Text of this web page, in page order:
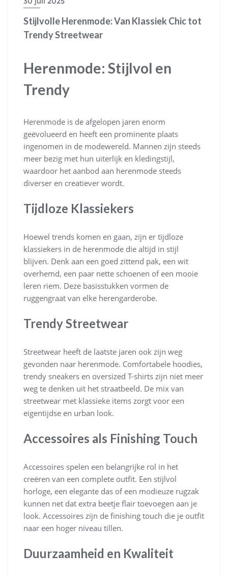
Stijlvolle Herenmode: Van Klassiek Chic tot
Trendy Streetwear
Herenmode: Stijlvol en
Trendy
Herenmode is de afgelopen jaren enorm
geëvolueerd en heeft een prominente plaats
ingenomen in de modewereld. Mannen zijn steeds
meer bezig met hun uiterlijk en kledingstijl,
waardoor het aanbod aan herenmode steeds
diverser en creatiever wordt.
Tijdloze Klassiekers
Hoewel trends komen en gaan, zijn er tijdloze
klassiekers in de herenmode die altijd in stijl
blijven. Denk aan een goed zittend pak, een wit
overhemd, een paar nette schoenen of een mooie
leren riem. Deze basisstukken vormen de
ruggengraat van elke herengarderobe.
Trendy Streetwear
Streetwear heeft de laatste jaren ook zijn weg
gevonden naar herenmode. Comfortabele hoodies,
trendy sneakers en oversized T-shirts zijn niet meer
weg te denken uit het straatbeeld. De mix van
streetwear met klassieke items zorgt voor een
eigentijdse en urban look.
Accessoires als Finishing Touch
Accessoires spelen een belangrijke rol in het
creëren van een complete outfit. Een stijlvol
horloge, een elegante das of een modieuze rugzak
kunnen net dat extra beetje flair toevoegen aan je
look. Accessoires zijn de finishing touch die je outfit
naar een hoger niveau tillen.
Duurzaamheid en Kwaliteit